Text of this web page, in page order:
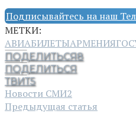
Подписывайтесь на наш
МЕТКИ:
АВИАБИЛЕТЫАРМЕНИЯ
ПОДЕЛИТЬСЯ8
ПОДЕЛИТЬСЯ
ТВИТ5
Новости СМИ2
Предыдущая статья